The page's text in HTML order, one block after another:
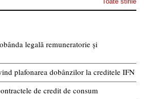
legală remuneratorie și
plafonarea dobânzilor la creditele IFN
de credit de consum